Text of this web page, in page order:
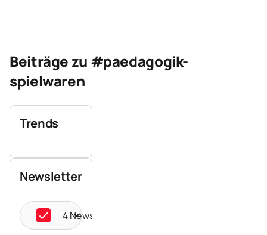
Beiträge zu #paedagogik-
spielwaren
Trends
Newsletter
4 Newsletter ausgewählt